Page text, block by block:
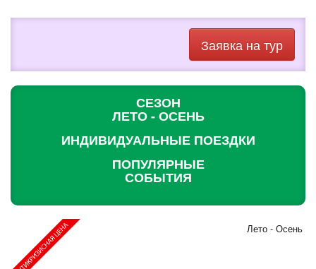
Заявка на тур
СЕЗОН
ЛЕТО - ОСЕНЬ
ИНДИВИДУАЛЬНЫЕ ПОЕЗДКИ
ПОПУЛЯРНЫЕ
СОБЫТИЯ
Лето - Осень